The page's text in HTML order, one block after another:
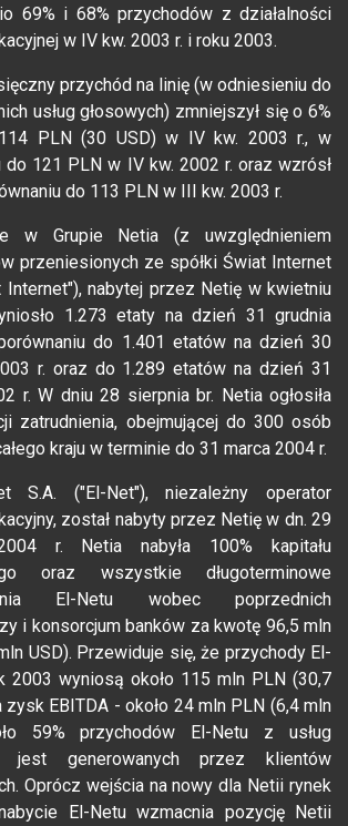
69% i 68% przychodów z działalności
w IV kw. 2003 r. i roku 2003.
przychód na linię (w odniesieniu do
usług głosowych) zmniejszył się o 6%
PLN (30 USD) w IV kw. 2003 r., w
do 121 PLN w IV kw. 2002 r. oraz wzrósł
do 113 PLN w III kw. 2003 r.
w Grupie Netia (z uwzględnieniem
przeniesionych ze spółki Świat Internet
Internet"), nabytej przez Netię w kwietniu
1.273 etaty na dzień 31 grudnia
do 1.401 etatów na dzień 30
r. oraz do 1.289 etatów na dzień 31
r. W dniu 28 sierpnia br. Netia ogłosiła
zatrudnienia, obejmującej do 300 osób
kraju w terminie do 31 marca 2004 r.
S.A. ("El-Net"), niezależny operator
został nabyty przez Netię w dn. 29
r. Netia nabyła 100% kapitału
oraz wszystkie długoterminowe
El-Netu wobec poprzednich
i konsorcjum banków za kwotę 96,5 mln
USD). Przewiduje się, że przychody El-
2003 wyniosą około 115 mln PLN (30,7
zysk EBITDA - około 24 mln PLN (6,4 mln
59% przychodów El-Netu z usług
jest generowanych przez klientów
Oprócz wejścia na nowy dla Netii rynek
El-Netu wzmacnia pozycję Netii